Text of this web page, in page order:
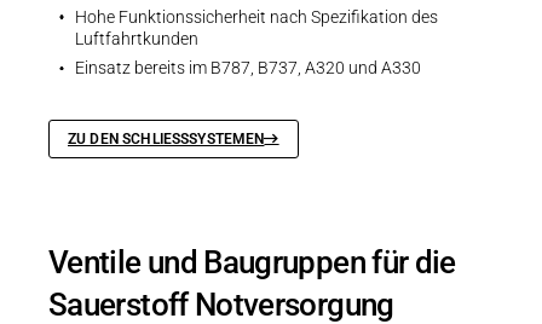
Hohe Funktionssicherheit nach Spezifikation des
Luftfahrtkunden
Einsatz bereits im B787, B737, A320 und A330
ZU DEN SCHLIESSSYSTEMEN
Ventile und Baugruppen für die
Sauerstoff Notversorgung